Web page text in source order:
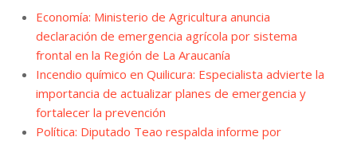
Economía: Ministerio de Agricultura anuncia
declaración de emergencia agrícola por sistema
frontal en la Región de La Araucanía
Incendio químico en Quilicura: Especialista advierte la
importancia de actualizar planes de emergencia y
fortalecer la prevención
Política: Diputado Teao respalda informe por